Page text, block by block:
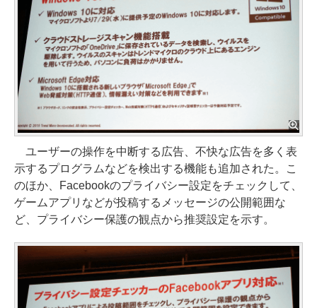
ユーザーの操作を中断する広告、不快な広告を多く表
示するプログラムなどを検出する機能も追加された。こ
のほか、Facebookのプライバシー設定をチェックして、
ゲームアプリなどが投稿するメッセージの公開範囲な
ど、プライバシー保護の観点から推奨設定を示す。